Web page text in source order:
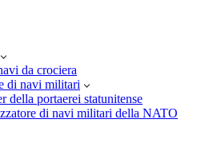
da crociera
di navi militari
della portaerei statunitense
di navi militari della NATO